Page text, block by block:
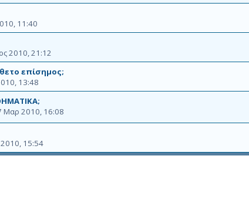
11:40
2010, 21:12
επίσημος;
13:48
Μαρ 2010, 16:08
15:54